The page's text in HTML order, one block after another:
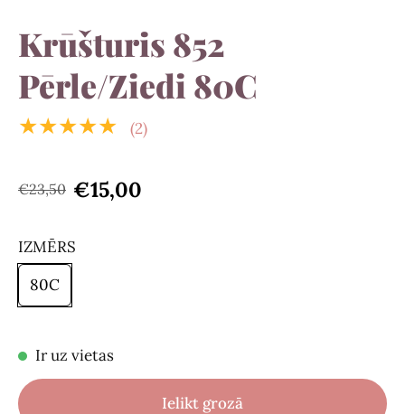
Krūšturis 852
Pērle/Ziedi 80C
★★★★★ (2)
€23,50 €15,00
IZMĒRS
80C
Ir uz vietas
Ielikt grozā